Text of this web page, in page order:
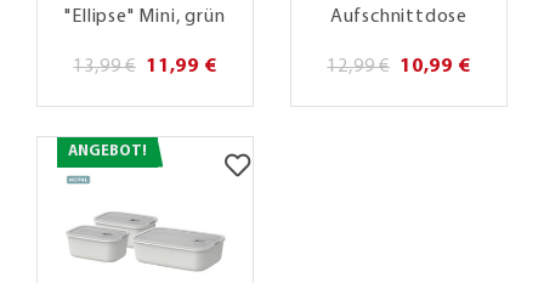
"Ellipse" Mini, grün
13,99 € 11,99 €
Aufschnittdose
12,99 € 10,99 €
ANGEBOT!